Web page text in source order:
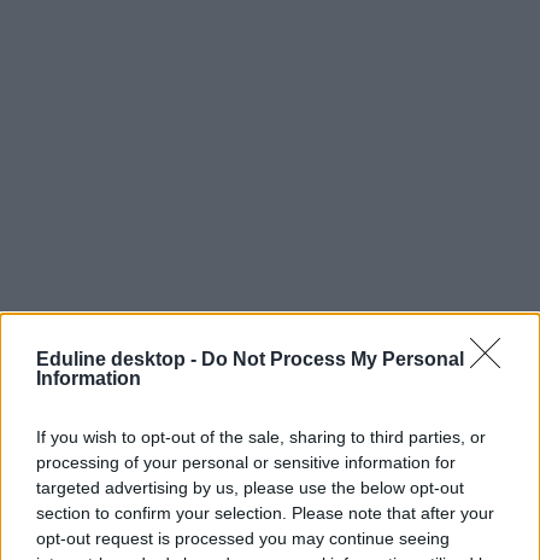
Eduline desktop - Do Not Process My Personal
Information
If you wish to opt-out of the sale, sharing to third parties, or
processing of your personal or sensitive information for
targeted advertising by us, please use the below opt-out
section to confirm your selection. Please note that after your
opt-out request is processed you may continue seeing